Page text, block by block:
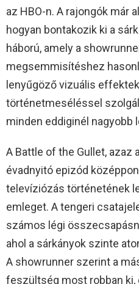
az HBO-n. A rajongók már
hogyan bontakozik ki a
háború, amely a
megsemmisítéshez
lenyűgöző vizuális
történetmeséléssel
minden eddiginél nagyobb
A Battle of the Gullet, azaz
évadnyitó epizód
televíziózás történetének
emleget. A tengeri
számos légi
ahol a sárkányok szinte
A showrunner szerint a
feszültség most robban ki,